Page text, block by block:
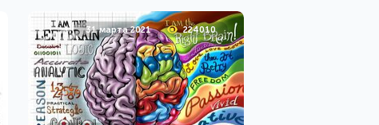
31 марта 2021 224010